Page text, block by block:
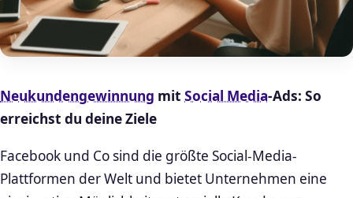
Neukundengewinnung mit Social Media-Ads: So
erreichst du deine Ziele
Facebook und Co sind die größte Social-Media-
Plattformen der Welt und bietet Unternehmen eine